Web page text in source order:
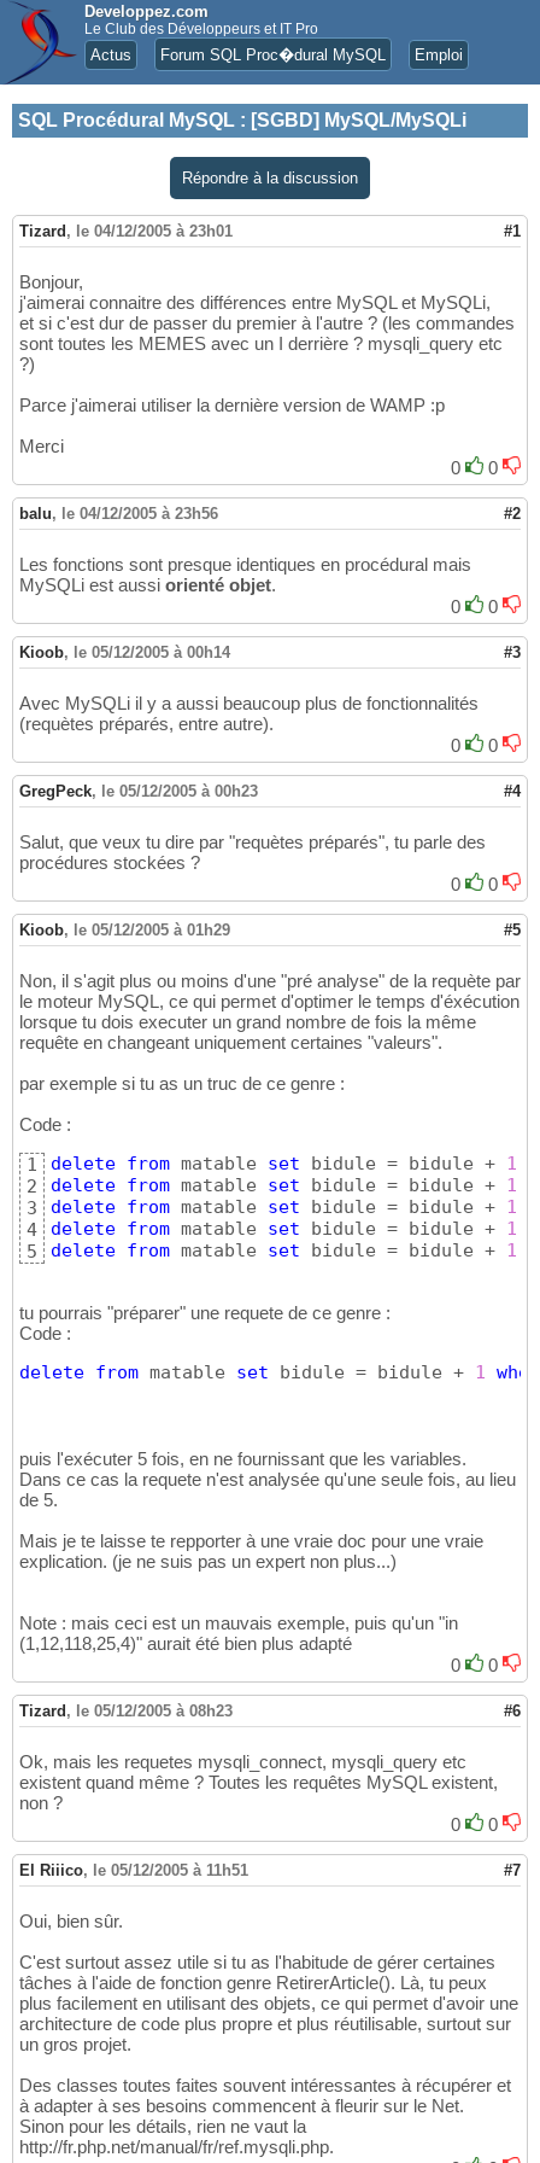
Developpez.com
Le Club des Développeurs et IT Pro
Actus Forum SQL Proc�dural MySQL Emploi
SQL Procédural MySQL : [SGBD] MySQL/MySQLi
Répondre à la discussion
Tizard , le 04/12/2005 à 23h01 #1
Bonjour,
j'aimerai connaitre des différences entre MySQL et MySQLi,
et si c'est dur de passer du premier à l'autre ? (les commandes
sont toutes les MEMES avec un I derrière ? mysqli_query etc
?)
Parce j'aimerai utiliser la dernière version de WAMP :p
Merci
0
0
balu, le 04/12/2005 à 23h56 #2
Les fonctions sont presque identiques en procédural mais
MySQLi est aussi orienté objet.
0
0
Kioob, le 05/12/2005 à 00h14 #3
Avec MySQLi il y a aussi beaucoup plus de fonctionnalités
(requètes préparés, entre autre).
0
0
GregPeck, le 05/12/2005 à 00h23 #4
Salut, que veux tu dire par "requètes préparés", tu parle des
procédures stockées ?
0
0
Kioob, le 05/12/2005 à 01h29 #5
Non, il s'agit plus ou moins d'une "pré analyse" de la requète par
le moteur MySQL, ce qui permet d'optimer le temps d'éxécution
lorsque tu dois executer un grand nombre de fois la même
requête en changeant uniquement certaines "valeurs".
par exemple si tu as un truc de ce genre :
Code :
1
2
3
4
5
delete from matable set bidule = bidule + 1
delete from matable set bidule = bidule + 1
delete from matable set bidule = bidule + 1
delete from matable set bidule = bidule + 1
delete from matable set bidule = bidule + 1
tu pourrais "préparer" une requete de ce genre :
Code :
delete from matable set bidule = bidule + 1
puis l'exécuter 5 fois, en ne fournissant que les variables.
Dans ce cas la requete n'est analysée qu'une seule fois, au lieu
de 5.
Mais je te laisse te repporter à une vraie doc pour une vraie
explication. (je ne suis pas un expert non plus...)
Note : mais ceci est un mauvais exemple, puis qu'un "in
(1,12,118,25,4)" aurait été bien plus adapté
0
0
Tizard , le 05/12/2005 à 08h23 #6
Ok, mais les requetes mysqli_connect, mysqli_query etc
existent quand même ? Toutes les requêtes MySQL existent,
non ?
0
0
El Riiico, le 05/12/2005 à 11h51 #7
Oui, bien sûr.
C'est surtout assez utile si tu as l'habitude de gérer certaines
tâches à l'aide de fonction genre RetirerArticle(). Là, tu peux
plus facilement en utilisant des objets, ce qui permet d'avoir une
architecture de code plus propre et plus réutilisable, surtout sur
un gros projet.
Des classes toutes faites souvent intéressantes à récupérer et
à adapter à ses besoins commencent à fleurir sur le Net.
Sinon pour les détails, rien ne vaut la
http://fr.php.net/manual/fr/ref.mysqli.php.